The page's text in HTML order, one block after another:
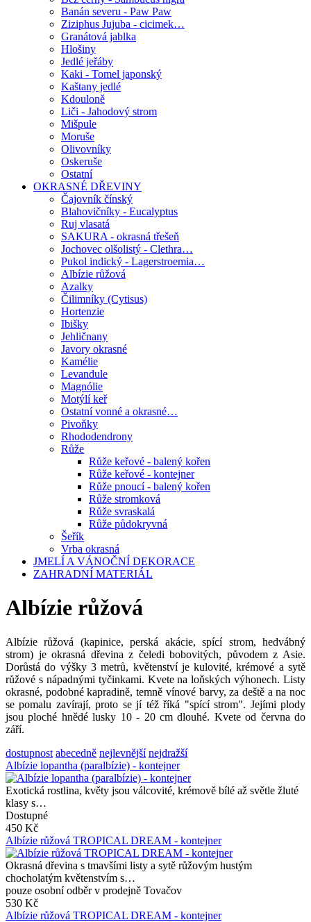
Banán severu - Paw Paw
Ziziphus Jujuba - cicimek…
Granátová jablka
Hlošiny
Jedlé jeřáby
Kaki - Tomel japonský
Kaštany jedlé
Kdouloně
Liči - Jahodový strom
Mišpule
Moruše
Olivovníky
Oskeruše
Ostatní
OKRASNÉ DŘEVINY
Čajovník čínský
Blahovičníky - Eucalyptus
Ruj vlasatá
SAKURA - okrasná třešeň
Jochovec olšolistý - Clethra…
Pukol indický - Lagerstroemia…
Albízie růžová
Azalky
Čilimníky (Cytisus)
Hortenzie
Ibišky
Jehličnany
Javory okrasné
Kamélie
Levandule
Magnólie
Motýlí keř
Ostatní vonné a okrasné…
Pivoňky
Rhododendrony
Růže
Růže keřové - balený kořen
Růže keřové - kontejner
Růže pnoucí - balený kořen
Růže stromková
Růže svraskalá
Růže půdokryvná
Šeřík
Vrba okrasná
JMELÍ A VÁNOČNÍ DEKORACE
ZAHRADNÍ MATERIÁL
Albízie růžová
Albízie růžová (kapinice, perská akácie, spící strom, hedvábný
strom) je okrasná dřevina z čeledi bobovitých, původem z Asie.
Dorůstá do výšky 3 metrů, květenství je kulovité, krémové a sytě
růžové s nápadnými tyčinkami. Kvete na loňských výhonech. Listy
okrasné, podobné kapradině, temně vínové barvy, za deště a na noc
se pomalu zavírají, proto se jí též říká "spící strom". Jejími plody
jsou ploché hnědé lusky 10 - 20 cm dlouhé. Kvete od června do
září.
dostupnost abecedně nejlevnější nejdražší
Albízie lopantha (paralbízie) - kontejner
Exotická rostlina, květy jsou válcovité, krémově bílé až světle žluté
klasy s…
Dostupné
450 Kč
Albízie růžová TROPICAL DREAM - kontejner
Okrasná dřevina s tmavšími listy a sytě růžovým hustým
chocholatým květenstvím s…
pouze osobní odběr v prodejně Tovačov
530 Kč
Albízie růžová TROPICAL DREAM - kontejner